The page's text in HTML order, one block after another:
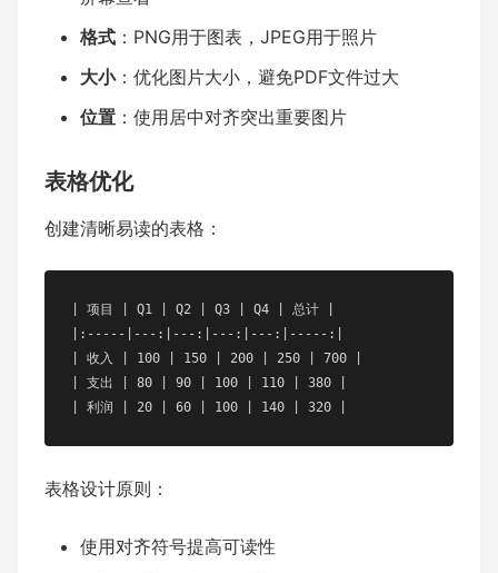
格式 ：PNG用于图表，JPEG用于照片
大小：优化图片大小，避免PDF文件过大
位置 ：使用居中对齐突出重要图片
表格优化
创建清晰易读的表格：
| 项目 | Q1 | Q2 | Q3 | Q4 | 总计 |
|:-----|---:|---:|---:|---:|-----:|
| 收入 | 100 | 150 | 200 | 250 | 700 |
| 支出 | 80 | 90 | 100 | 110 | 380 |
| 利润 | 20 | 60 | 100 | 140 | 320 |
表格设计原则：
使用对齐符号提高可读性